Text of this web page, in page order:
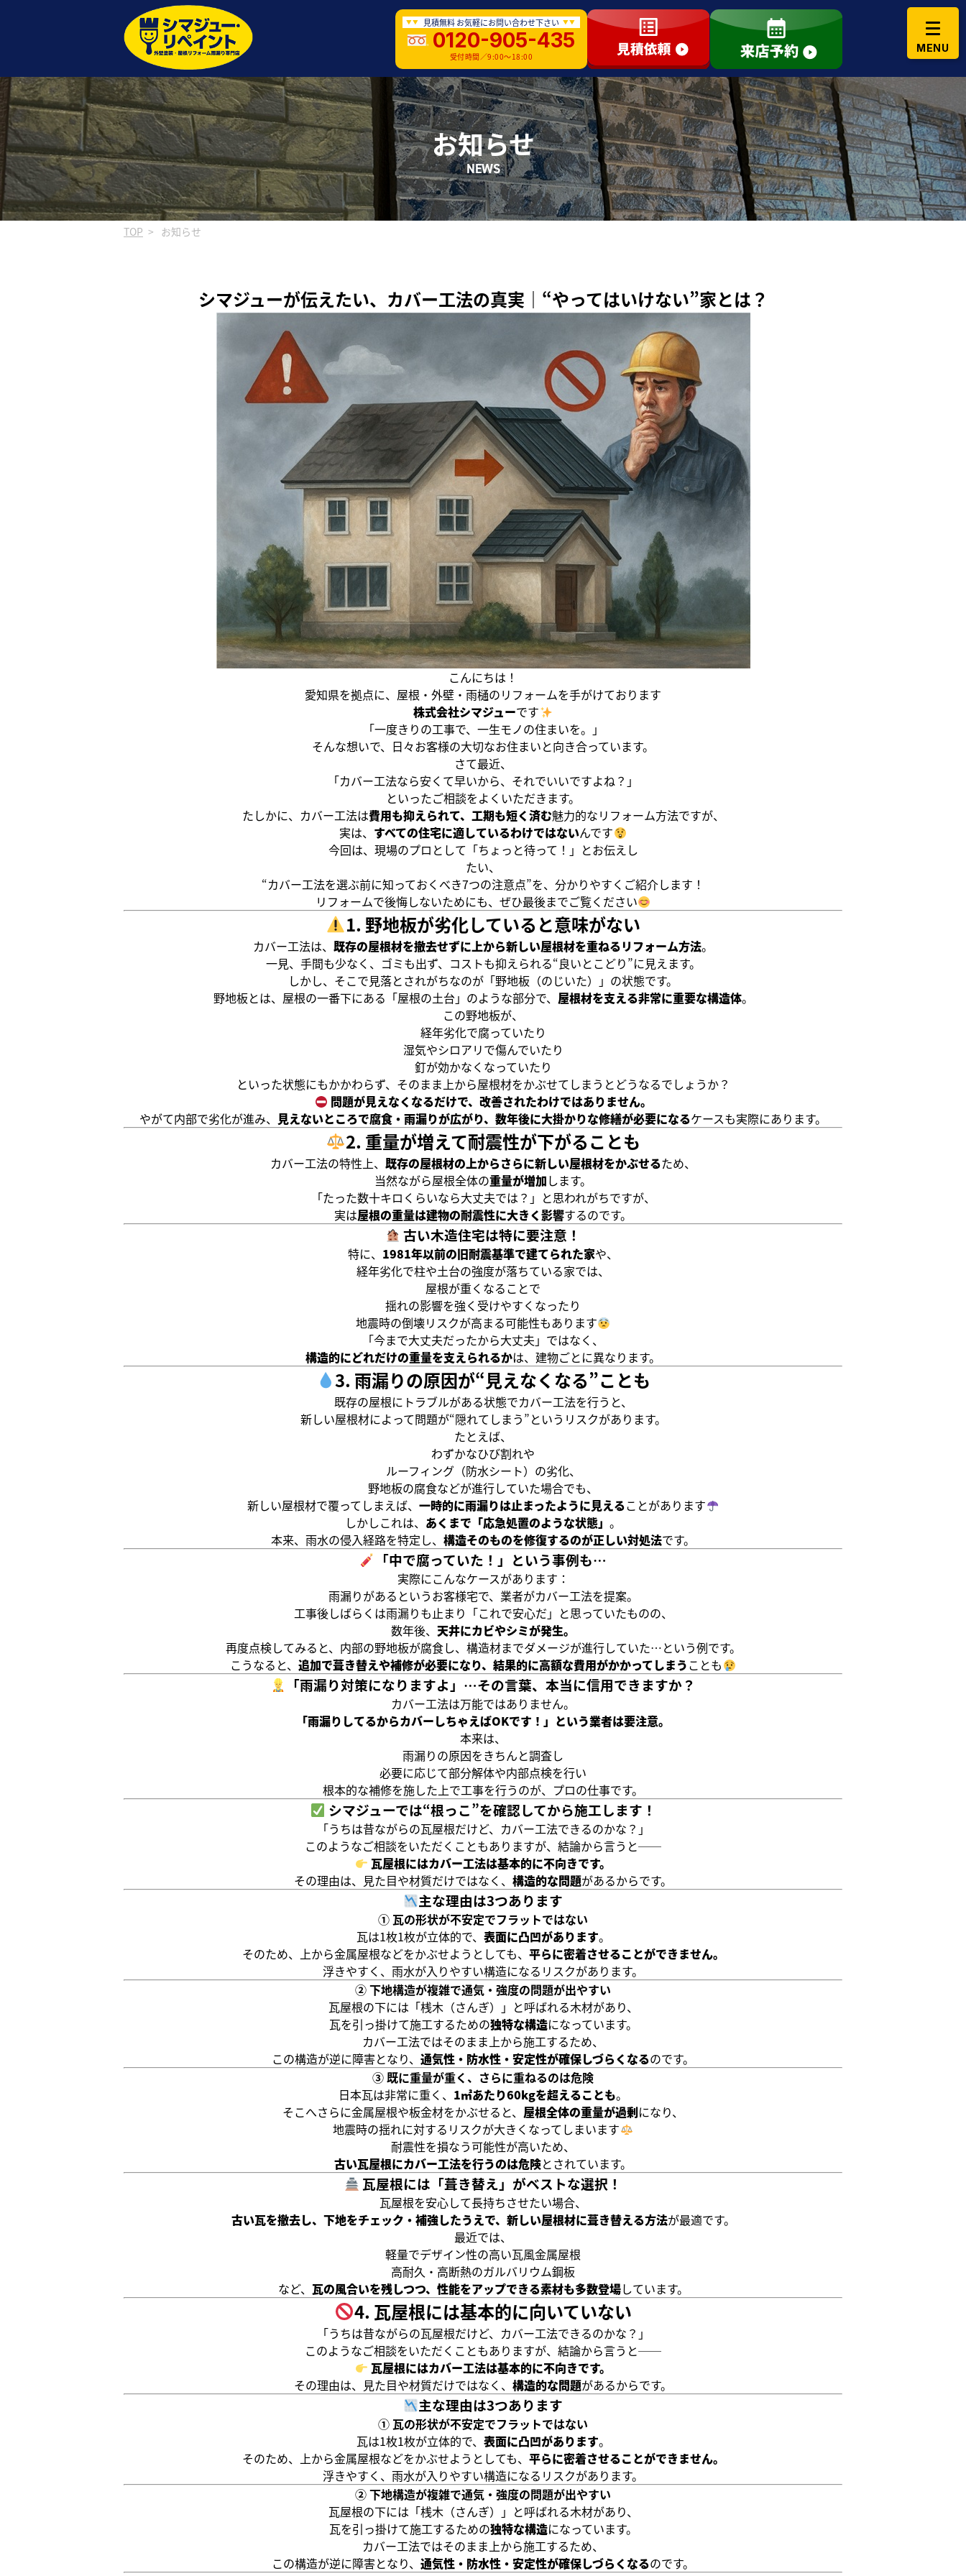
見積無料 お気軽にお問い合わせ下さい
0120-905-435
受付時間／9:00〜18:00
お知らせ
NEWS
TOP お知らせ
シマジューが伝えたい、カバー工法の真実｜“やってはいけない”家とは？
こんにちは！
愛知県を拠点に、屋根・外壁・雨樋のリフォームを手がけております
株式会社シマジューです
「一度きりの工事で、一生モノの住まいを。」
そんな想いで、日々お客様の大切なお住まいと向き合っています。
さて最近、
「カバー工法なら安くて早いから、それでいいですよね？」
といったご相談をよくいただきます。
たしかに、カバー工法は費用も抑えられて、工期も短く済む魅力的なリフォーム方法ですが、
実は、 すべての住宅に適しているわけではないんです
今回は、現場のプロとして「ちょっと待って！」とお伝えし
たい、
“カバー工法を選ぶ前に知っておくべき7つの注意点”を、分かりやすくご紹介します！
リフォームで後悔しないためにも、ぜひ最後までご覧ください
1. 野地板が劣化していると意味がない
カバー工法は、 既存の屋根材を撤去せずに上から新しい屋根材を重ねるリフォーム方法。
一見、手間も少なく、ゴミも出ず、コストも抑えられる“良いとこどり”に見えます。
しかし、そこで見落とされがちなのが「野地板（のじいた）」の状態です。
野地板とは、屋根の一番下にある「屋根の土台」のような部分で、 屋根材を支える非常に重要な構造体。
この野地板が、
経年劣化で腐っていたり
湿気やシロアリで傷んでいたり
釘が効かなくなっていたり
といった状態にもかかわらず、そのまま上から屋根材をかぶせてしまうとどうなるでしょうか？
問題が見えなくなるだけで、改善されたわけではありません。
やがて内部で劣化が進み、 見えないところで腐食・雨漏りが広がり、数年後に大掛かりな修繕が必要になるケースも実際にあります。
2. 重量が増えて耐震性が下がることも
カバー工法の特性上、 既存の屋根材の上からさらに新しい屋根材をかぶせるため、
当然ながら屋根全体の重量が増加します。
「たった数十キロくらいなら大丈夫では？」と思われがちですが、
実は屋根の重量は建物の耐震性に大きく影響するのです。
古い木造住宅は特に要注意！
特に、 1981年以前の旧耐震基準で建てられた家や、
経年劣化で柱や土台の強度が落ちている家では、
屋根が重くなることで
揺れの影響を強く受けやすくなったり
地震時の倒壊リスクが高まる可能性もあります
「今まで大丈夫だったから大丈夫」ではなく、
構造的にどれだけの重量を支えられるかは、建物ごとに異なります。
3. 雨漏りの原因が“見えなくなる”ことも
既存の屋根にトラブルがある状態でカバー工法を行うと、
新しい屋根材によって問題が“隠れてしまう”というリスクがあります。
たとえば、
わずかなひび割れや
ルーフィング（防水シート）の劣化、
野地板の腐食などが進行していた場合でも、
新しい屋根材で覆ってしまえば、 一時的に雨漏りは止まったように見えることがあります
しかしこれは、 あくまで「応急処置のような状態」 。
本来、雨水の侵入経路を特定し、 構造そのものを修復するのが正しい対処法です。
「中で腐っていた！」という事例も…
実際にこんなケースがあります：
雨漏りがあるというお客様宅で、業者がカバー工法を提案。
工事後しばらくは雨漏りも止まり「これで安心だ」と思っていたものの、
数年後、 天井にカビやシミが発生。
再度点検してみると、内部の野地板が腐食し、構造材までダメージが進行していた…という例です。
こうなると、追加で葺き替えや補修が必要になり、結果的に高額な費用がかかってしまうことも
「雨漏り対策になりますよ」…その言葉、本当に信用できますか？
カバー工法は万能ではありません。
「雨漏りしてるからカバーしちゃえばOKです！」という業者は要注意。
本来は、
雨漏りの原因をきちんと調査し
必要に応じて部分解体や内部点検を行い
根本的な補修を施した上で工事を行うのが、プロの仕事です。
シマジューでは“根っこ”を確認してから施工します！
「うちは昔ながらの瓦屋根だけど、カバー工法できるのかな？」
このようなご相談をいただくこともありますが、結論から言うと──
瓦屋根にはカバー工法は基本的に不向きです。
その理由は、見た目や材質だけではなく、 構造的な問題があるからです。
主な理由は3つあります
① 瓦の形状が不安定でフラットではない
瓦は1枚1枚が立体的で、 表面に凸凹があります。
そのため、上から金属屋根などをかぶせようとしても、 平らに密着させることができません。
浮きやすく、雨水が入りやすい構造になるリスクがあります。
② 下地構造が複雑で通気・強度の問題が出やすい
瓦屋根の下には「桟木（さんぎ）」と呼ばれる木材があり、
瓦を引っ掛けて施工するための独特な構造になっています。
カバー工法ではそのまま上から施工するため、
この構造が逆に障害となり、 通気性・防水性・安定性が確保しづらくなるのです。
③ 既に重量が重く、さらに重ねるのは危険
日本瓦は非常に重く、 1㎡あたり60kgを超えることも。
そこへさらに金属屋根や板金材をかぶせると、 屋根全体の重量が過剰になり、
地震時の揺れに対するリスクが大きくなってしまいます
耐震性を損なう可能性が高いため、
古い瓦屋根にカバー工法を行うのは危険とされています。
瓦屋根には「葺き替え」がベストな選択！
瓦屋根を安心して長持ちさせたい場合、
古い瓦を撤去し、下地をチェック・補強したうえで、新しい屋根材に葺き替える方法が最適です。
最近では、
軽量でデザイン性の高い瓦風金属屋根
高耐久・高断熱のガルバリウム鋼板
など、 瓦の風合いを残しつつ、性能をアップできる素材も多数登場しています。
4. 瓦屋根には基本的に向いていない
「うちは昔ながらの瓦屋根だけど、カバー工法できるのかな？」
このようなご相談をいただくこともありますが、結論から言うと──
瓦屋根にはカバー工法は基本的に不向きです。
その理由は、見た目や材質だけではなく、 構造的な問題があるからです。
主な理由は3つあります
① 瓦の形状が不安定でフラットではない
瓦は1枚1枚が立体的で、 表面に凸凹があります。
そのため、上から金属屋根などをかぶせようとしても、 平らに密着させることができません。
浮きやすく、雨水が入りやすい構造になるリスクがあります。
② 下地構造が複雑で通気・強度の問題が出やすい
瓦屋根の下には「桟木（さんぎ）」と呼ばれる木材があり、
瓦を引っ掛けて施工するための独特な構造になっています。
カバー工法ではそのまま上から施工するため、
この構造が逆に障害となり、 通気性・防水性・安定性が確保しづらくなるのです。